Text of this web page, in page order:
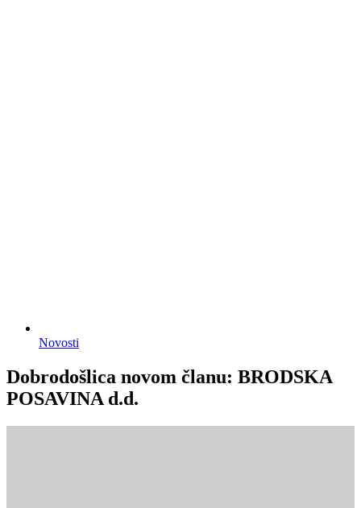
Novosti
Dobrodošlica novom članu: BRODSKA
POSAVINA d.d.